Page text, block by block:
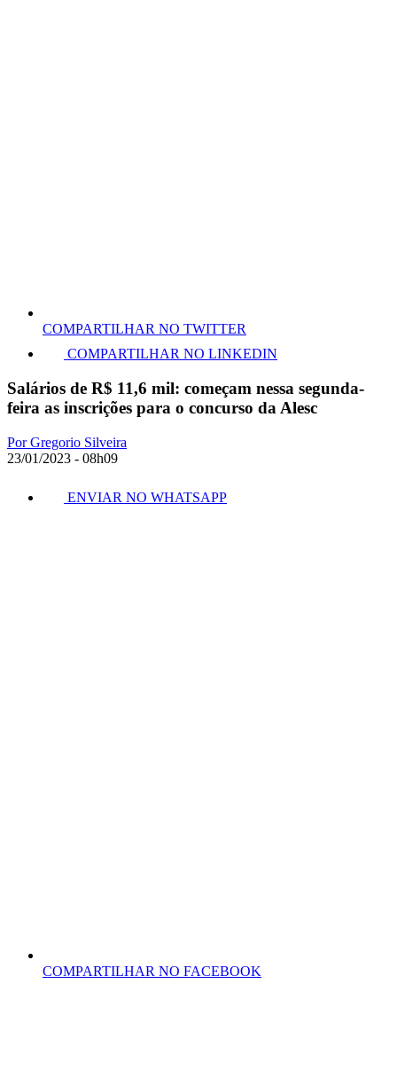
COMPARTILHAR NO TWITTER
COMPARTILHAR NO LINKEDIN
Salários de R$ 11,6 mil: começam nessa segunda-
feira as inscrições para o concurso da Alesc
Por Gregorio Silveira
23/01/2023 - 08h09
ENVIAR NO WHATSAPP
COMPARTILHAR NO FACEBOOK